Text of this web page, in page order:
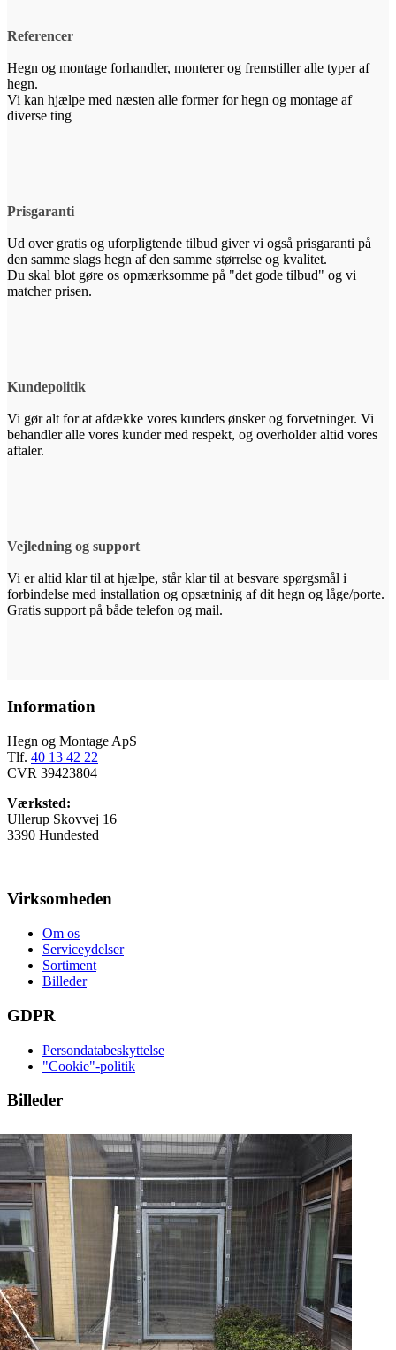
Referencer
Hegn og montage forhandler, monterer og fremstiller alle typer af
hegn.
Vi kan hjælpe med næsten alle former for hegn og montage af
diverse ting
Prisgaranti
Ud over gratis og uforpligtende tilbud giver vi også prisgaranti på
den samme slags hegn af den samme størrelse og kvalitet.
Du skal blot gøre os opmærksomme på "det gode tilbud" og vi
matcher prisen.
Kundepolitik
Vi gør alt for at afdække vores kunders ønsker og forvetninger. Vi
behandler alle vores kunder med respekt, og overholder altid vores
aftaler.
Vejledning og support
Vi er altid klar til at hjælpe, står klar til at besvare spørgsmål i
forbindelse med installation og opsætninig af dit hegn og låge/porte.
Gratis support på både telefon og mail.
Information
Hegn og Montage ApS
Tlf. 40 13 42 22
CVR 39423804
Værksted:
Ullerup Skovvej 16
3390 Hundested
Virksomheden
Om os
Serviceydelser
Sortiment
Billeder
GDPR
Persondatabeskyttelse
"Cookie"-politik
Billeder